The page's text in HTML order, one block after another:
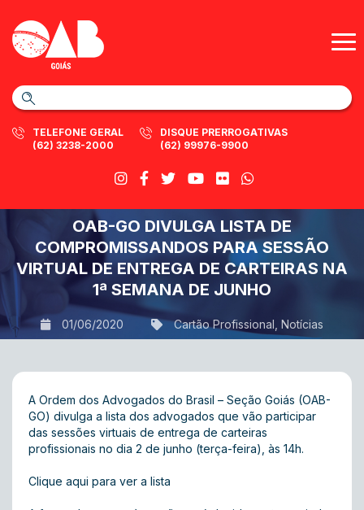
TELEFONE GERAL
(62) 3238-2000
DISQUE PRERROGATIVAS
(62) 99976-9900
OAB-GO DIVULGA LISTA DE
COMPROMISSANDOS PARA SESSÃO
VIRTUAL DE ENTREGA DE CARTEIRAS NA
1ª SEMANA DE JUNHO
01/06/2020 Cartão Profissional Notícias
A Ordem dos Advogados do Brasil – Seção Goiás (OAB-
GO) divulga a lista dos advogados que vão participar
das sessões virtuais de entrega de carteiras
profissionais no dia 2 de junho (terça-feira), às 14h.
Clique aqui para ver a lista